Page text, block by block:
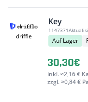
driffle
Key
1147371
Auf Lager
30,30€
inkl. ≈2,16 €
zzgl. ≈0,84 €